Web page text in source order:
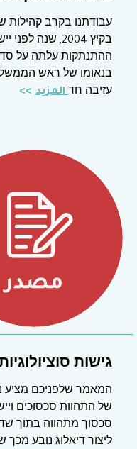
עבודתנו בקרב קהילות
בקיץ 2004, שנה
בנאומו של ראש
עזיבה חד المزيد
גישות
המאמר שלפניכם מציע
של התהוות סכסוכים
סכסוך מתהווה בתוך
ליצור דיאלוג נובע מכך